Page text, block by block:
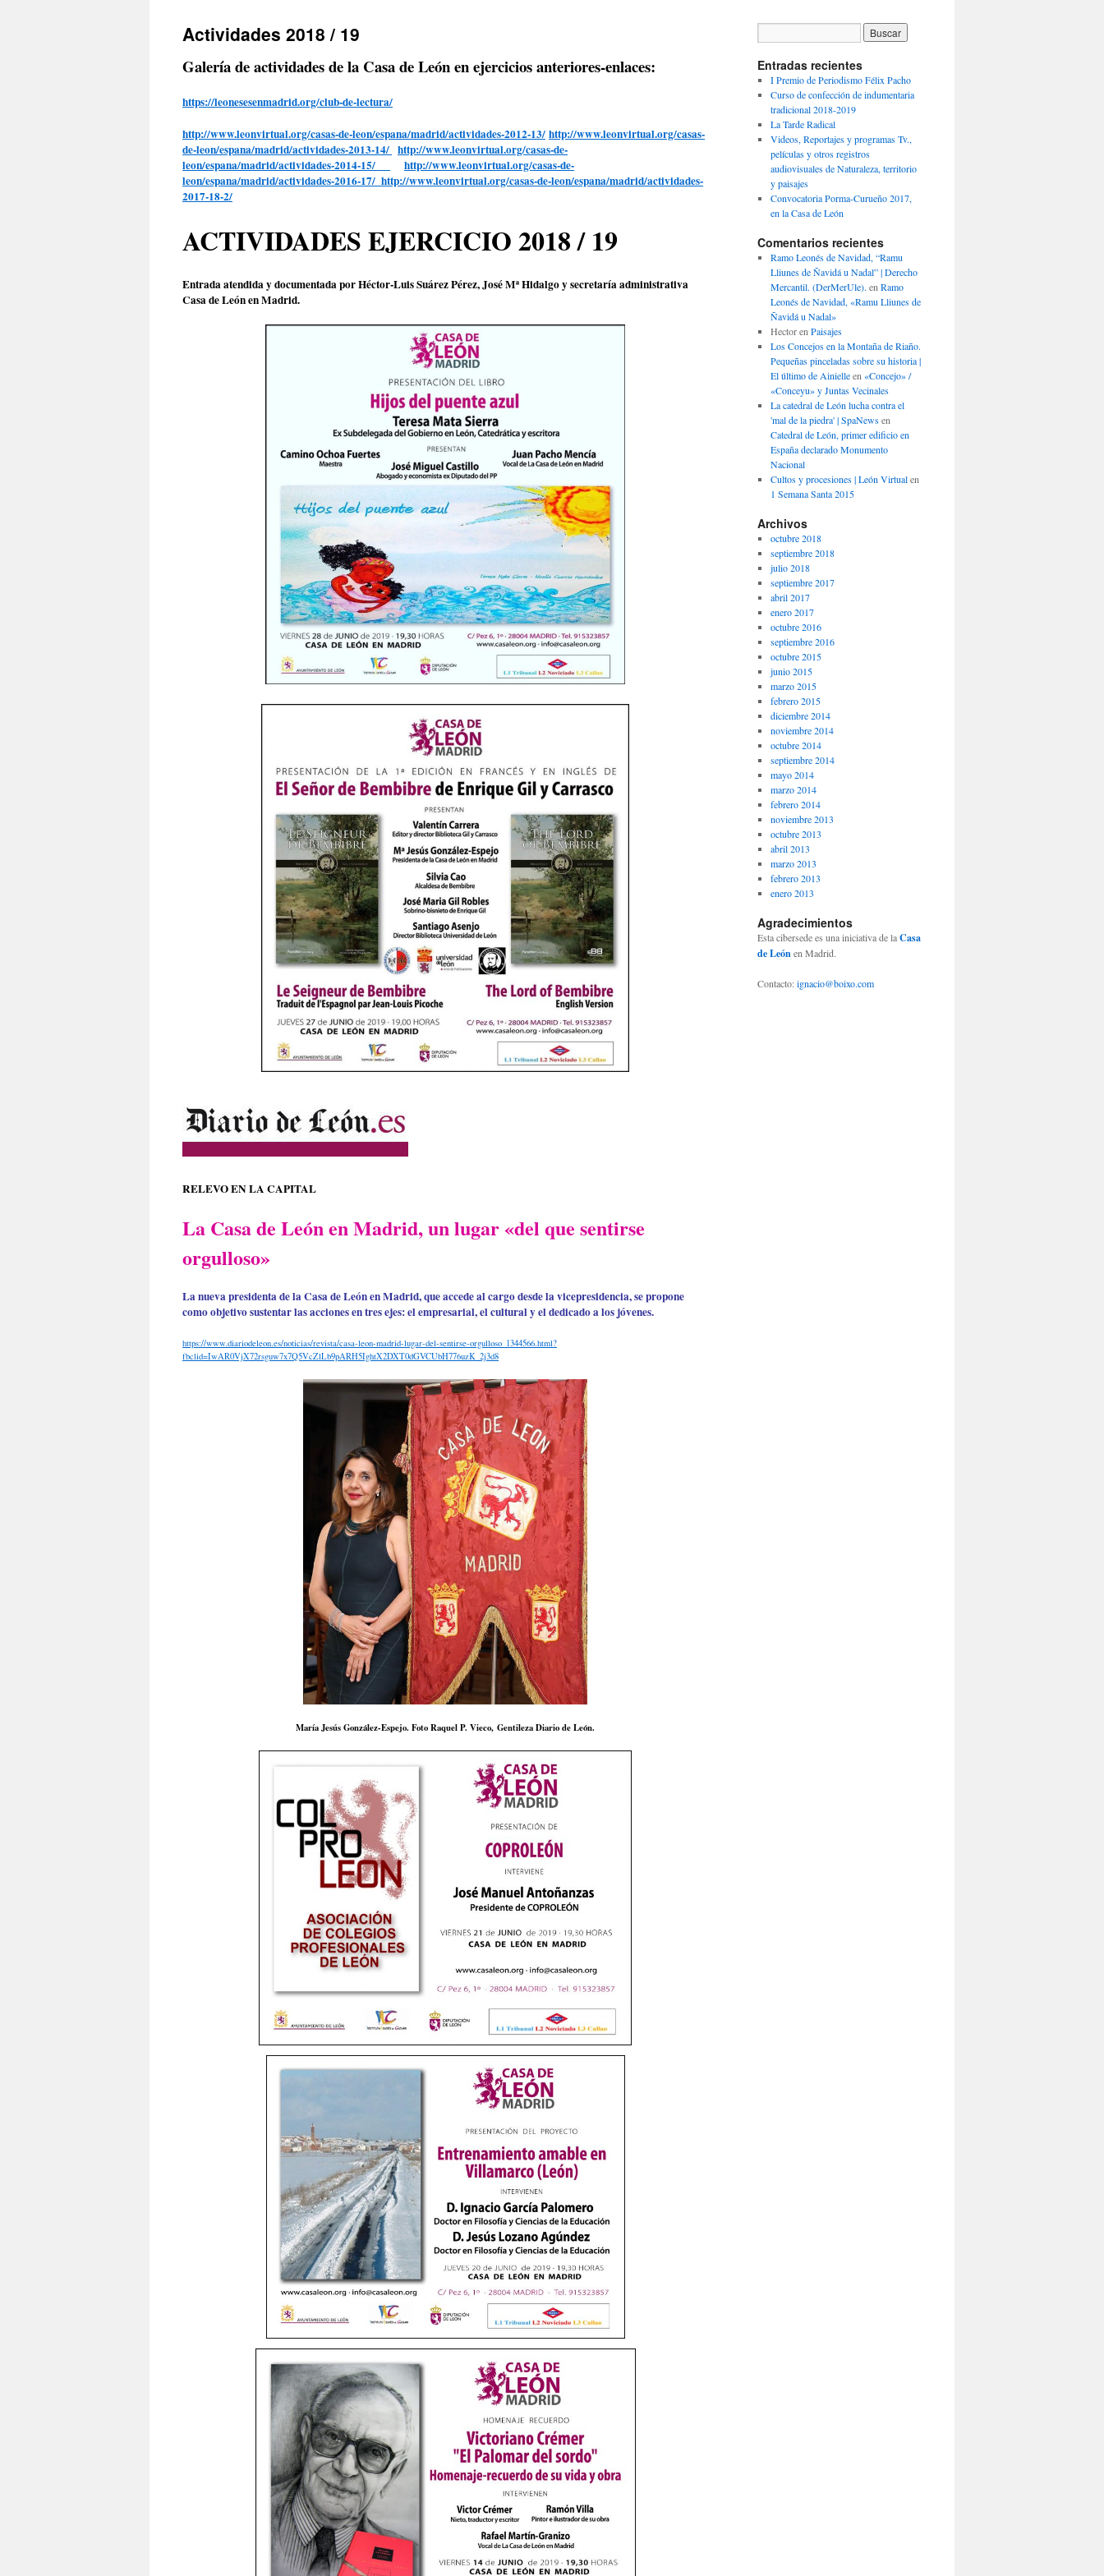
Actividades 2018 / 19
Galería de actividades de la Casa de León en ejercicios anteriores-enlaces:
https://leonesesenmadrid.org/club-de-lectura/
http://www.leonvirtual.org/casas-de-leon/espana/madrid/actividades-2012-13/ http://www.leonvirtual.org/casas-
de-leon/espana/madrid/actividades-2013-14/ http://www.leonvirtual.org/casas-de-
leon/espana/madrid/actividades-2014-15/
http://www.leonvirtual.org/casas-de-
leon/espana/madrid/actividades-2016-17/ http://www.leonvirtual.org/casas-de-leon/espana/madrid/actividades-
2017-18-2/
ACTIVIDADES EJERCICIO 2018 / 19
Entrada atendida y documentada por Héctor-Luis Suárez Pérez, José Mª Hidalgo y secretaría administrativa
Casa de León en Madrid.
RELEVO EN LA CAPITAL
La Casa de León en Madrid, un lugar «del que sentirse
orgulloso»
La nueva presidenta de la Casa de León en Madrid, que accede al cargo desde la vicepresidencia, se propone
como objetivo sustentar las acciones en tres ejes: el empresarial, el cultural y el dedicado a los jóvenes.
https://www.diariodeleon.es/noticias/revista/casa-leon-madrid-lugar-del-sentirse-orgulloso_1344566.html?
fbclid=IwAR0VjX72rsguw7x7Q5VcZlLb9pARH5IghtX2DXT0dGVCUbH776uzK_2j3d8
María Jesús González-Espejo. Foto Raquel P. Vieco, Gentileza Diario de León.
Entradas recientes
I Premio de Periodismo Félix Pacho
Curso de confección de indumentaria
tradicional 2018-2019
La Tarde Radical
Videos, Reportajes y programas Tv.,
películas y otros registros
audiovisuales de Naturaleza, territorio
y paisajes
Convocatoria Porma-Curueño 2017,
en la Casa de León
Comentarios recientes
Ramo Leonés de Navidad, “Ramu
Lliunes de Ñavidá u Nadal” | Derecho
Mercantil. (DerMerUle). en Ramo
Leonés de Navidad, «Ramu Lliunes de
Ñavidá u Nadal»
Hectoren Paisajes
Los Concejos en la Montaña de Riaño.
Pequeñas pinceladas sobre su historia |
El último de Ainielleen «Concejo» /
«Conceyu» y Juntas Vecinales
La catedral de León lucha contra el
'mal de la piedra' | SpaNewsen
Catedral de León, primer edificio en
España declarado Monumento
Nacional
Cultos y procesiones | León Virtualen
1 Semana Santa 2015
Archivos
octubre 2018
septiembre 2018
julio 2018
septiembre 2017
abril 2017
enero 2017
octubre 2016
septiembre 2016
octubre 2015
junio 2015
marzo 2015
febrero 2015
diciembre 2014
noviembre 2014
octubre 2014
septiembre 2014
mayo 2014
marzo 2014
febrero 2014
noviembre 2013
octubre 2013
abril 2013
marzo 2013
febrero 2013
enero 2013
Agradecimientos
Esta cibersede es una iniciativa de laCasa
de Leónen Madrid.
Contacto:ignacio@boixo.com